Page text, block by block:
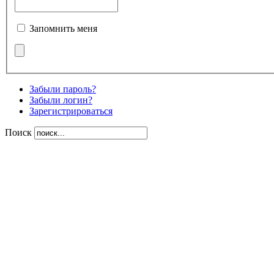
Запомнить меня
Забыли пароль?
Забыли логин?
Зарегистрироваться
Поиск